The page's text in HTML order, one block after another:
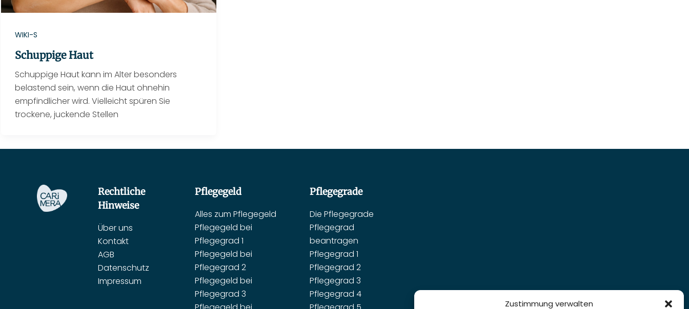
Zustimmung verwalten
WIKI-S
Schuppige Haut
Schuppige Haut kann im Alter besonders
belastend sein, wenn die Haut ohnehin
empfindlicher wird. Vielleicht spüren Sie
trockene, juckende Stellen
Rechtliche
Hinweise
Über uns
Kontakt
AGB
Datenschutz
Impressum
Pflegegeld
Alles zum Pflegegeld
Pflegegeld bei
Pflegegrad 1
Pflegegeld bei
Pflegegrad 2
Pflegegeld bei
Pflegegrad 3
Pflegegrade
Die Pflegegrade
Pflegegrad
beantragen
Pflegegrad 1
Pflegegrad 2
Pflegegrad 3
Pflegegrad 4